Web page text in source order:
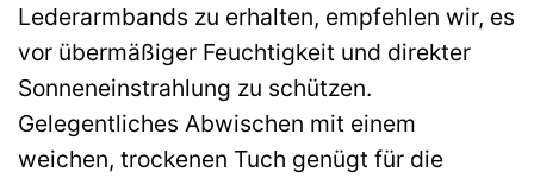
Lederarmbands zu erhalten, empfehlen wir, es
vor übermäßiger Feuchtigkeit und direkter
Sonneneinstrahlung zu schützen.
Gelegentliches Abwischen mit einem
weichen, trockenen Tuch genügt für die